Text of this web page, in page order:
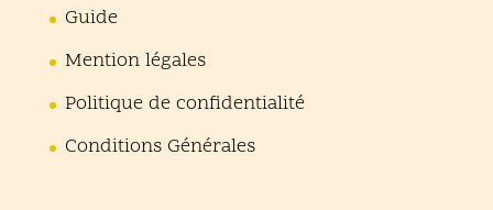
Guide
Mention légales
Politique de confidentialité
Conditions Générales